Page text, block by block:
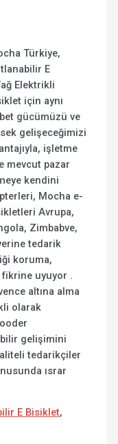
Türkiye,
E
Elektrikli
için aynı
gücümüzü ve
gelişeceğimizi
işletme
mevcut pazar
kendini
Mocha e-
Avrupa,
Zimbabve,
tedarik
koruma,
uyuyor .
altına alma
olarak
gelişimini
tedarikçiler
ısrar
E Bisiklet,